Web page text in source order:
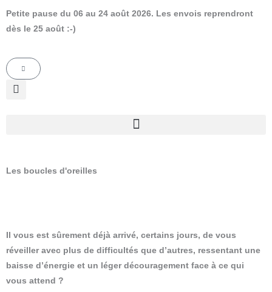
Petite pause du 06 au 24 août 2026. Les envois reprendront
dès le 25 août :-)
Panier
Les boucles d'oreilles
Il vous est sûrement déjà arrivé, certains jours, de vous
réveiller avec plus de difficultés que d’autres, ressentant une
baisse d’énergie et un léger découragement face à ce qui
vous attend ?